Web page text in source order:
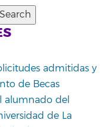
admitidas y
de Becas
alumnado del
de La